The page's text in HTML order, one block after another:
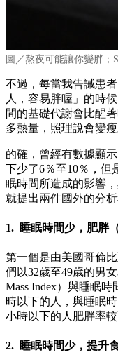
圖／熬夜可能讓你變胖；
不過，每當我告誡患
人，容易胖喔」的時
間的基礎代謝會比醒
多熱量，照理說會變瘦
的確，曾經有數據顯
下少了6％至10％，但
眠時間所造成的影響
就提出兩件國外的分
1. 睡眠時間少，肥胖
第一個是由美國哥倫
們以32歲至49歲的男
Mass Index）與睡眠
時以下的人，與睡眠
小時以下的人肥胖率較
2. 睡眠時間少，提升